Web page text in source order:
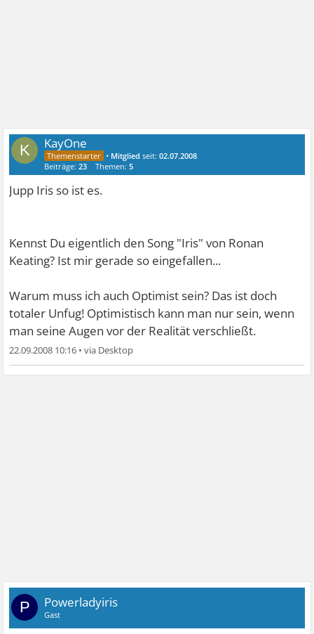
K KayOne
• Mitglied seit:02.07.2008
Beiträge:23 Themen:5
Jupp Iris so ist es.
Kennst Du eigentlich den Song "Iris" von Ronan
Keating? Ist mir gerade so eingefallen...
Warum muss ich auch Optimist sein? Das ist doch
totaler Unfug! Optimistisch kann man nur sein, wenn
man seine Augen vor der Realität verschließt.
22.09.2008 10:16 •
P Powerladyiris
Gast